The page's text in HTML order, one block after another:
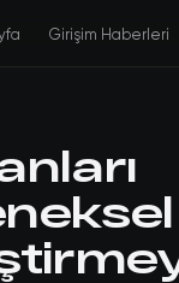
Girişim Haberleri